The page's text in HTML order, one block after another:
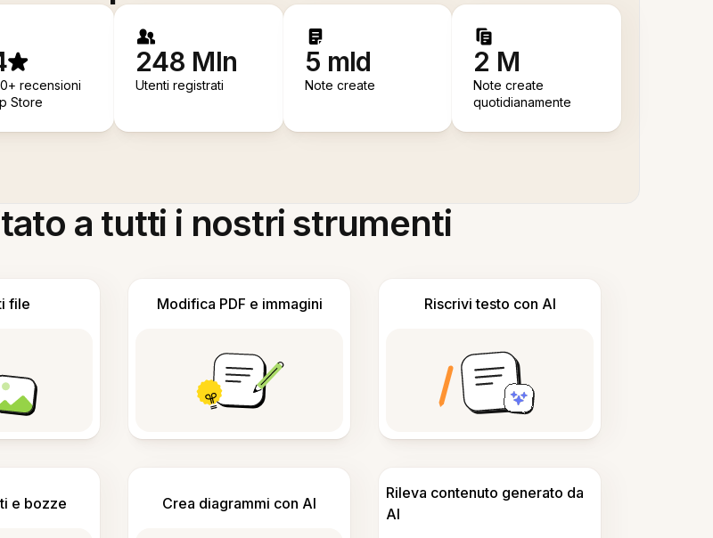
recensioni
Store
248 Mln
Utenti registrati
5 mld
Note create
2 M
Note create
quotidianamente
a tutti i nostri strumenti
file Modifica PDF e immagini Riscrivi testo con AI
e bozze Crea diagrammi con AI
Rileva contenuto generato da
AI